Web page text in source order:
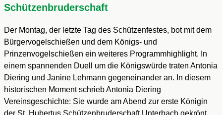
Schützenbruderschaft
Der Montag, der letzte Tag des Schützenfestes, bot mit dem
Bürgervogelschießen und dem Königs- und
Prinzenvogelschießen ein weiteres Programmhighlight. In
einem spannenden Duell um die Königswürde traten Antonia
Diering und Janine Lehmann gegeneinander an. In diesem
historischen Moment schrieb Antonia Diering
Vereinsgeschichte: Sie wurde am Abend zur erste Königin